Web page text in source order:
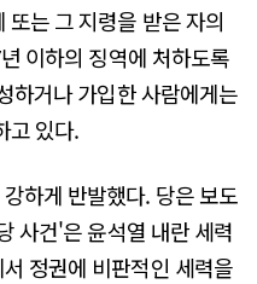
는 그 지령을 받은 자의
이하의 징역에 처하도록
하거나 가입한 사람에게는
고 있다.
하게 반발했다. 당은 보도
사건'은 윤석열 내란 세력
정권에 비판적인 세력을